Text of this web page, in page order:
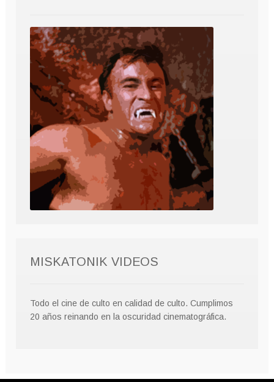
MISKATONIK VIDEOS
Todo el cine de culto en calidad de culto. Cumplimos
20 años reinando en la oscuridad cinematográfica.